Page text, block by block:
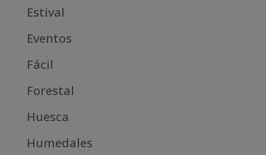
Estival
Eventos
Fácil
Forestal
Huesca
Humedales